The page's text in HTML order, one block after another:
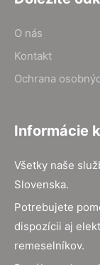
O nás
Kontakt
Ochrana
Informácie
Všetky naše
Slovenska.
Potrebujete
dispozícii aj
remeselníkov.